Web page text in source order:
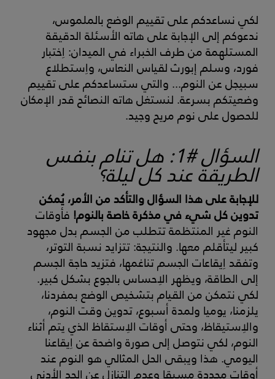
لكي نساعدكم على تقييم الوضع بالملموس،
ندعوكم إلى الإجابة على هاته الأسئلة الدقيقة
المستلهمة من طرف الخبراء في الميدان: اِختبار
فورد، وسلم إبورث لقياس النعاس، واِستطلاع
سبيجل عن النوم... والتي ستساعدكم على تقييم
وضعيتكم بسرعة. لنستغل هاته النصائح قدر الإمكان
للحصول على نوم مريح وجيد.
السؤال #1: هل تنام بنفس
الطريقة عند كل ليلة؟
للإجابة على هذا السؤال والتأكد من الأمر، يُمكن
تدوين كل شيء في مذكرة خاصة بالنوم!فأوقات
النوم غير المنتظمة تتطلب من الجسم بدل مجهود
كبير ليتأقلم معها. والنتيجة: تتزايد نسبة التوتر،
وتفقد اِيقاعات الجسم تناغمها، فتزيد حاجة الجسم
إلى الطاقة، ويظهر الاِحساس بالجوع بشكل كبير.
لكي نتمكن من القيام بتشخيص الوضع بمفردنا،
يلزمنا، يوميا ولمدة أسبوع، تدوين وقت النوم،
والاِستيقاظ، وحتى أوقات الاِستقاظ الذي يتم أثناء
النوم، لكي نتوصل إلى صورة واضحة عن اِيقاعنا
اليومي. هذا ويبقى الحل المثالي هو النوم عند
أوقات محددة مسبقا وعدم التنازل عن الحد الأدنى